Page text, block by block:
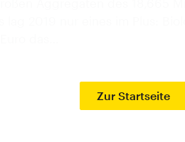
Zur Startseite